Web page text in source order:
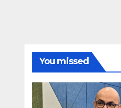
You missed